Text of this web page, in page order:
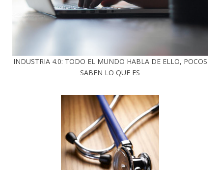
INDUSTRIA 4.0: TODO EL MUNDO HABLA DE ELLO, POCOS
SABEN LO QUE ES